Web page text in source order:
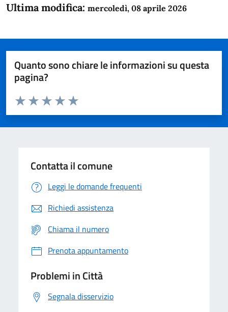
Ultima modifica: mercoledì, 08 aprile 2026
Quanto sono chiare le informazioni su questa
pagina?
Domanda
Valuta da 1 a 5 stelle la pagina
Valuta 5 stelle su 5
Valuta 4 stelle su 5
Valuta 3 stelle su 5
Valuta 2 stelle su 5
Valuta 1 stelle su 5
Contatta il comune
Leggi le domande frequenti
Richiedi assistenza
Chiama il numero
Prenota appuntamento
Problemi in Città
Segnala disservizio